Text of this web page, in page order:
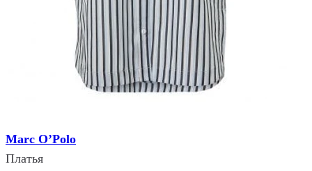
Marc O’Polo
Платья